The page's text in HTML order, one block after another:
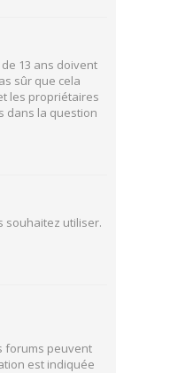
13 ans doivent
sûr que cela
les propriétaires
dans la question
souhaitez utiliser.
forums peuvent
est indiquée